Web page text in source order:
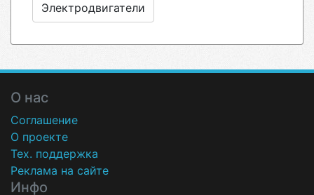
Электродвигатели
О нас
Соглашение
О проекте
Тех. поддержка
Реклама на сайте
Инфо